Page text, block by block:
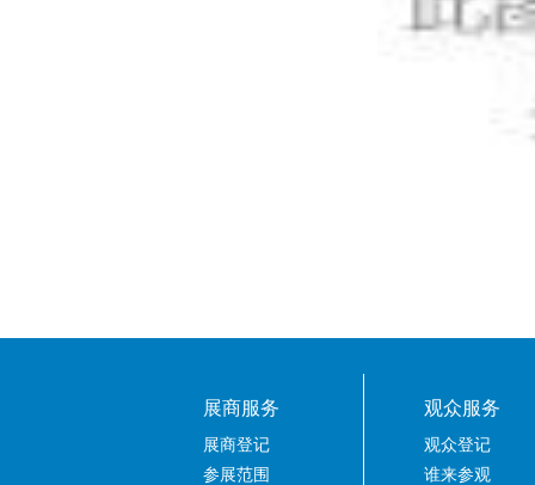
展商服务
展商登记
参展范围
观众服务
观众登记
谁来参观